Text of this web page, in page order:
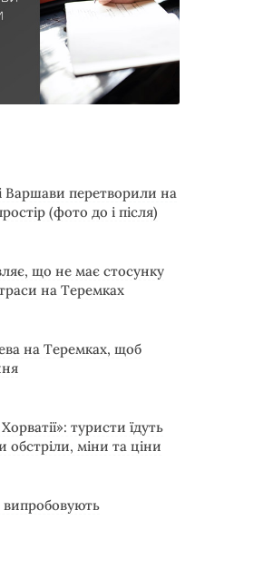
Варшави перетворили на
(фото до і після)
що не має стосунку
на Теремках
на Теремках, щоб
туристи їдуть
міни та ціни